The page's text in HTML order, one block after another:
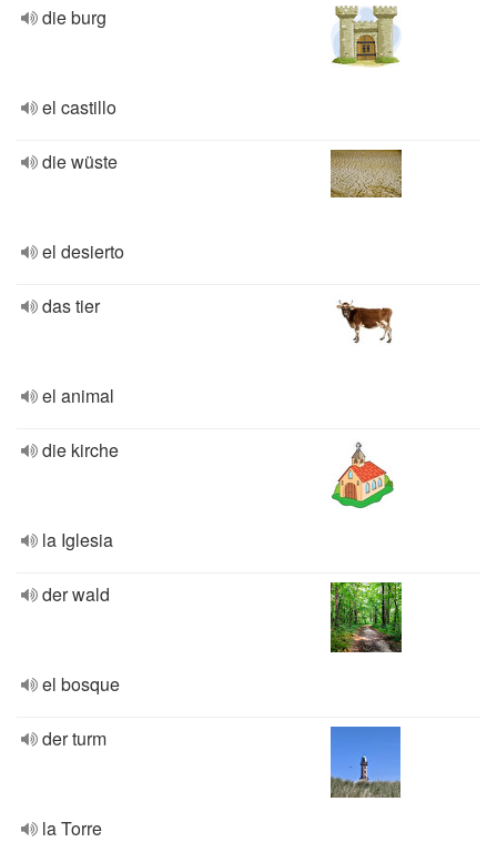
die burg
el castillo
die wüste
el desierto
das tier
el animal
die kirche
la Iglesia
der wald
el bosque
der turm
la Torre